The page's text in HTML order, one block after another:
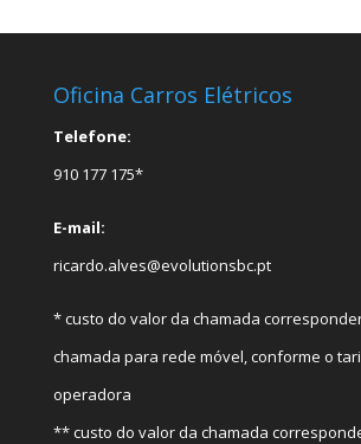
Oficina Carros Elétricos
Telefone:
910 177 175*
E-mail:
ricardo.alves@evolutionsbc.pt
* custo do valor da chamada
chamada para rede móvel, conforme o
operadora
** custo do valor da chamada